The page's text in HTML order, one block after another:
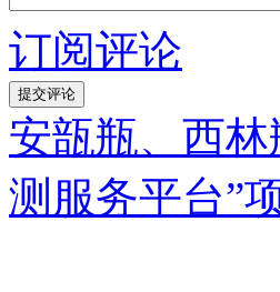
订阅评论
安瓿瓶、西
测服务平台”